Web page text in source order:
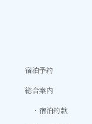
宿泊予約
総合案内
宿泊約款